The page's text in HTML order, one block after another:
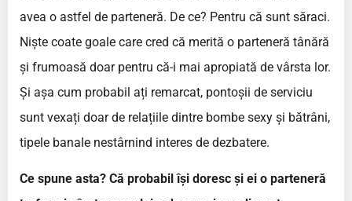
avea o astfel de parteneră. De ce? Pentru că sunt săraci.
Niște coate goale care cred că merită o parteneră tânără
și frumoasă doar pentru că-i mai apropiată de vârsta lor.
Și așa cum probabil ați remarcat, pontoșii de serviciu
sunt vexați doar de relațiile dintre bombe sexy și bătrâni,
tipele banale nestârnind interes de dezbatere.
Ce spune asta? Că probabil își doresc și ei o parteneră